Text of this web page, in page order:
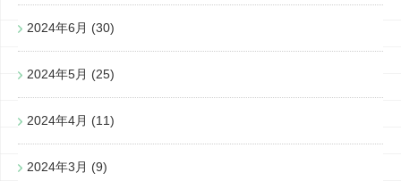
2024年6月 (30)
2024年5月 (25)
2024年4月 (11)
2024年3月 (9)